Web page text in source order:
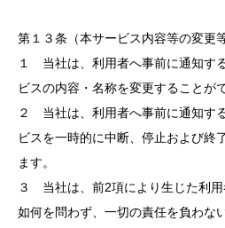
第１３条（本サービス内容等の変更等
１ 当社は、利用者へ事前に通知す
ビスの内容・名称を変更することが
２ 当社は、利用者へ事前に通知す
ビスを一時的に中断、停止および終
ます。
３ 当社は、前2項により生じた利
如何を問わず、一切の責任を負わな